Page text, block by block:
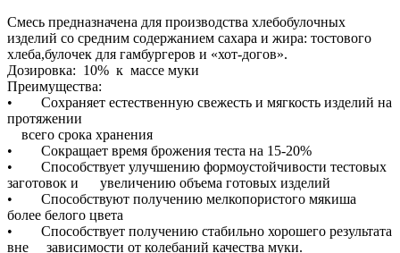
Смесь предназначена для производства хлебобулочных
изделий со средним содержанием сахара и жира: тостового
хлеба,булочек для гамбургеров и «хот-догов».
Дозировка: 10% к массе муки
Преимущества:
• Сохраняет естественную свежесть и мягкость изделий на
протяжении
всего срока хранения
• Сокращает время брожения теста на 15-20%
• Способствует улучшению формоустойчивости тестовых
заготовок и увеличению объема готовых изделий
• Способствуют получению мелкопористого мякиша
более белого цвета
• Способствует получению стабильно хорошего результата
вне зависимости от колебаний качества муки.